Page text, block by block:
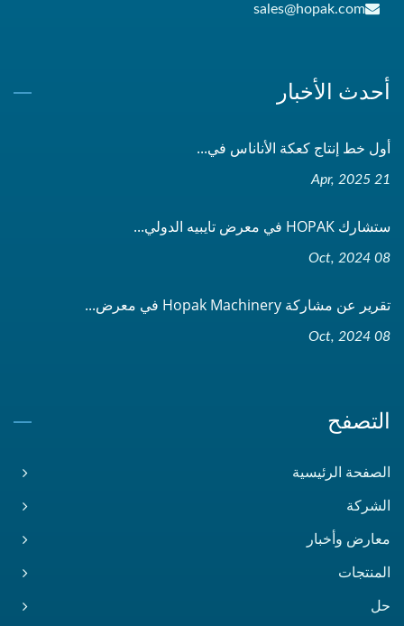
sales@hopak.com
أحدث الأخبار
أول خط إنتاج كعكة الأناناس في...
21 Apr, 2025
ستشارك HOPAK في معرض تايبيه الدولي...
08 Oct, 2024
تقرير عن مشاركة Hopak Machinery في معرض...
08 Oct, 2024
التصفح
الصفحة الرئيسية
الشركة
معارض وأخبار
المنتجات
حل